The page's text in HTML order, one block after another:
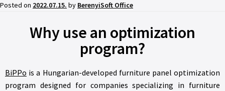
Posted on 2022.07.15. by BerenyiSoft Office
Why use an optimization
program?
BiPPo is a Hungarian-developed furniture panel optimization
program designed for companies specializing in furniture